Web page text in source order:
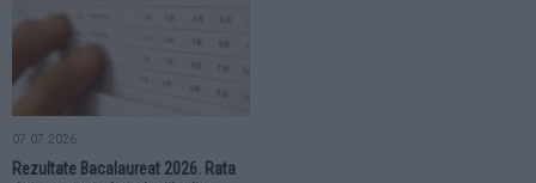
07.07.2026
Rezultate Bacalaureat 2026. Rata